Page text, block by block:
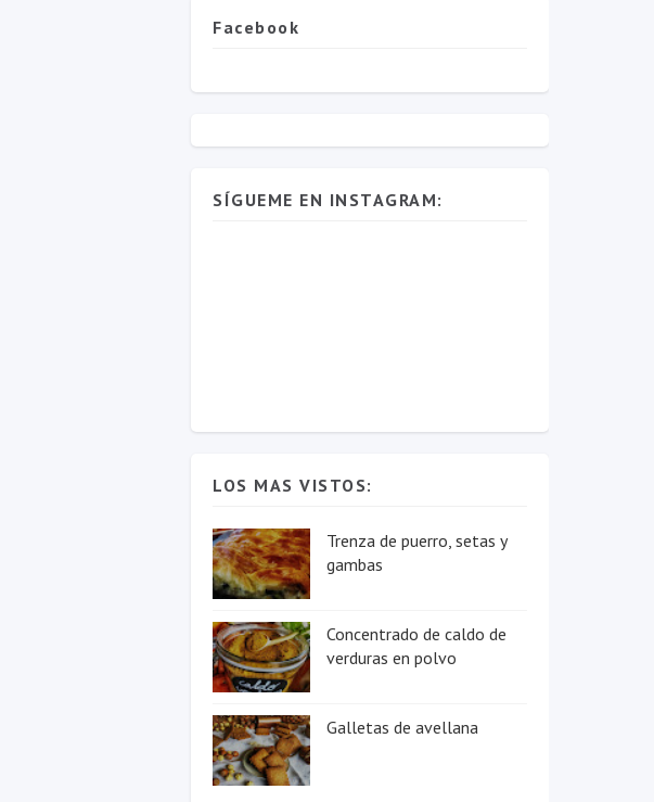
Facebook
SÍGUEME EN INSTAGRAM:
LOS MAS VISTOS:
Trenza de puerro, setas y
gambas
Concentrado de caldo de
verduras en polvo
Galletas de avellana